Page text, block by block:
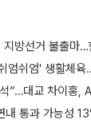
방선거 불출마
엄쉬엄' 생활체육
”…대교 차이홍,
내 통과 가능성